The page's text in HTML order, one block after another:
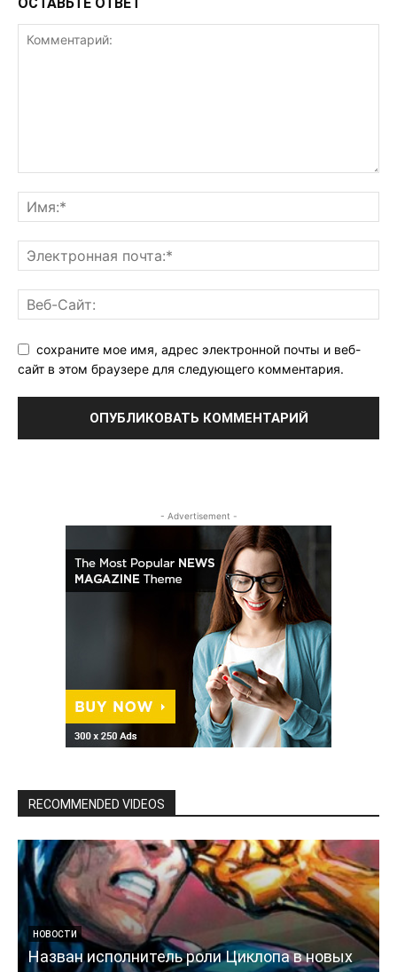
сохраните мое имя, адрес электронной почты и веб-
сайт в этом браузере для следующего комментария.
- Advertisement -
RECOMMENDED VIDEOS
НОВОСТИ
Назван исполнитель роли Циклопа в новых